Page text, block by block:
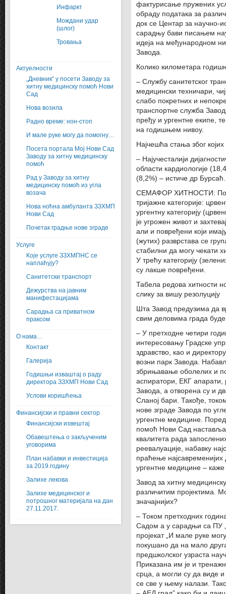
Инфаркт
Мождани удар
(шлог)
Тровања
Актуелности
„Дневник“ у посети Заводу за
хитну медицинску помоћ Нови
Сад
Нова возила
Радно време: нон-стоп
И мале руке могу да помогну…
Посета портала Мој Нови Сад
Заводу за хитну медицинску
помоћ
Рад у Заводу за хитну
медицинску помоћ из угла
возача
Нова ноћна амбуланта ЗЗХМП
Нови Сад
Почетак градње нове зграде
Услуге
Које услуге ЗЗХМПНС се
наплаћују?
Санитетски транспорт
Дежурства на јавним
манифестацијама
Сарадња са приватном
праксом
О нама…
Контакт
Галерија
Годишњи изваштај о раду
директора ЗЗХМП Нови Сад
Услови коришћења
Финансијски и правни сектор
Финансијски извештај
Обавештења о закљученим
уговорима
План набавки и инвестиција
за 2019.годину
Залихе лекова
Залихе медицинског и
потрошног материјала на дан
27.11.2017.
фактурисање пружених
обраду података за
док се Центар за научно-
сарадњу бави писањем
идеја на међународном
Завода.
Колико километара
– Службу санитетског
медицински техничари,
слабо покретних и
транспортне служба
пређу и ургентне екипе,
на годишњем нивоу.
Најчешћа стања због
– Најучесталији
области кардиологије
(8,2%) – истиче др Бурсаћ.
СЕМАФОР ХИТНОСТИ:
тријажне категорије:
ургентну категорију
је угрожен живот и
али и повређени који
(жутих) разврстава се
стабилни да могу чекати
У трећу категорију
су лакше повређени.
Табела редова хитности
слику за вишу резолуцију
Шта Завод предузима да
свим деловима града
– У претходне четири
интересовању Градске
здравство, као и
возни парк Завода.
збрињавање оболелих и
аспиратори, ЕКГ апарати,
Завода, а отворена су и
Сланој бари. Такође,
нове зграде Завода по
ургентне медицине.
помоћ Нови Сад наставља
квалитета рада
реевалуације, набавку
праћење најсавременијих
ургентне медицине –
Завод за хитну
различитим пројектима.
значајнијих?
– Током претходних
Садом а у сарадњи са ПУ
пројекат „И мале руке
покушано да на мало
предшколског узраста
Приказана им је и
срца, а могли су да виде
се све у њему налази.